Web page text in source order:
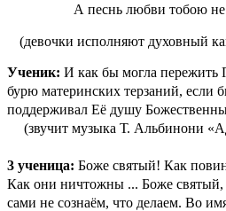
А песнь любви тобою не
(девочки исполняют духовный
Ученик: И как бы могла пережить
бурю материнских терзаний, если
поддерживал Её душу
(звучит музыка Т. Альбинони
3 ученица: Боже святый! Как
Как они ничтожны ... Боже
сами не сознаём, что делаем. Во